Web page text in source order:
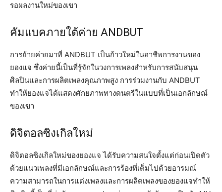
รอผลงานใหม่ของเขา
คัมแบคภายใต้ค่าย ANDBUT
การย้ายค่ายมาที่ ANDBUT เป็นก้าวใหม่ในอาชีพการงานของ
ยองแจ ซึ่งค่ายนี้เป็นที่รู้จักในวงการเพลงสำหรับการสนับสนุน
ศิลปินและการผลิตเพลงคุณภาพสูง การร่วมงานกับ ANDBUT
ทำให้ยองแจได้แสดงศักยภาพทางดนตรีในแบบที่เป็นเอกลักษณ์
ของเขา
ดิจิตอลซิงเกิลใหม่
ดิจิตอลซิงเกิลใหม่ของยองแจ ได้รับความสนใจตั้งแต่ก่อนเปิดตัว
ด้วยแนวเพลงที่มีเอกลักษณ์และการร้องที่เต็มไปด้วยอารมณ์
ความสามารถในการแต่งเพลงและการผลิตเพลงของยองแจทำให้